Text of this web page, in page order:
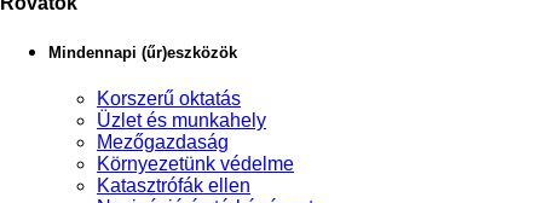
Mindennapi (űr)eszközök
Korszerű oktatás
Üzlet és munkahely
Mezőgazdaság
Környezetünk védelme
Katasztrófák ellen